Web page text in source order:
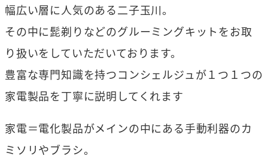
幅広い層に人気のある二子玉川。
その中に髭剃りなどのグルーミングキットをお取
り扱いをしていただいております。
豊富な専門知識を持つコンシェルジュが１つ１つの
家電製品を丁寧に説明してくれます
家電＝電化製品がメインの中にある手動利器のカ
ミソリやブラシ。